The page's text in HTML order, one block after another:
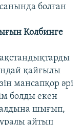
болған
Колбинге
қайғылы
мансапқор әрі
болды екен
шығып,
айтып